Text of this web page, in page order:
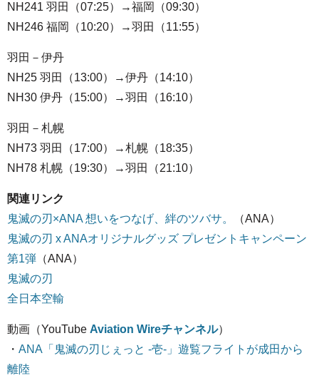
NH241 羽田（07:25）→福岡（09:30）
NH246 福岡（10:20）→羽田（11:55）
羽田－伊丹
NH25 羽田（13:00）→伊丹（14:10）
NH30 伊丹（15:00）→羽田（16:10）
羽田－札幌
NH73 羽田（17:00）→札幌（18:35）
NH78 札幌（19:30）→羽田（21:10）
関連リンク
鬼滅の刃×ANA 想いをつなげ、絆のツバサ。
（ANA）
鬼滅の刃 x ANAオリジナルグッズ プレゼントキャンペーン
第1弾 （ANA）
鬼滅の刃
全日本空輸
動画（YouTube Aviation Wireチャンネル）
・ ANA「鬼滅の刃じぇっと -壱-」遊覧フライトが成田から
離陸